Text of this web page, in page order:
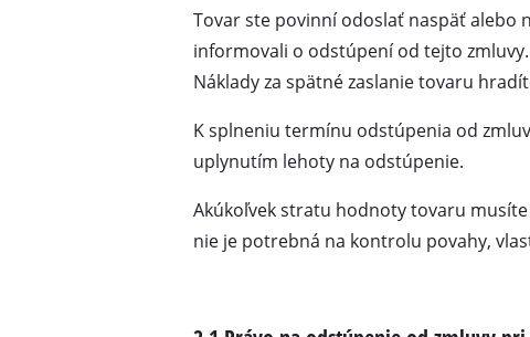
Akumulátorové
Hybridné kompresory
Zariadenia na stlačený
Tovar ste povinní odoslať naspäť alebo
informovali o odstúpení od tejto
Náklady za spätné zaslanie tovaru
K splneniu termínu odstúpenia od
uplynutím lehoty na odstúpenie.
Akúkoľvek stratu hodnoty tovaru
nie je potrebná na kontrolu povahy,